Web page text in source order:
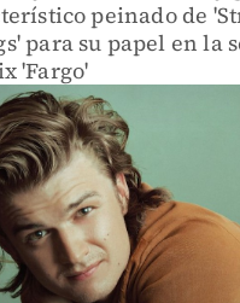
peinado de
para su papel en la
'Fargo'